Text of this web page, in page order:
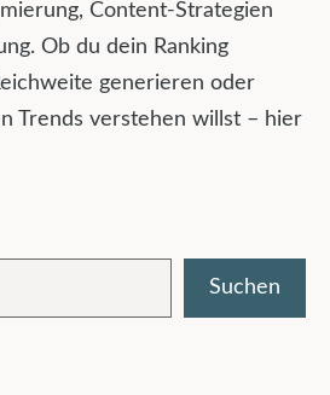
Content-Strategien
Ob du dein Ranking
generieren oder
Trends verstehen willst – hier
Suchen